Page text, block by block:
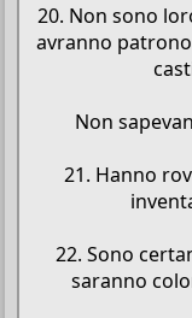
20. Non sono
avranno
Non
21. Hanno
22. Sono
saranno